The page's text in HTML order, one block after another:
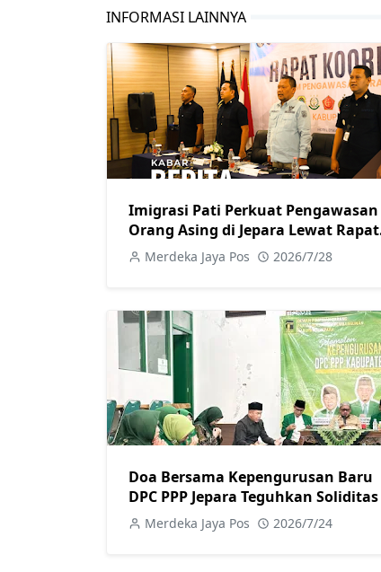
INFORMASI LAINNYA
Imigrasi Pati Perkuat Pengawasan
Orang Asing di Jepara Lewat Rapat
Koordinasi Tim Pora
Merdeka Jaya Pos 2026/7/28
Doa Bersama Kepengurusan Baru
DPC PPP Jepara Teguhkan Soliditas
Merdeka Jaya Pos 2026/7/24